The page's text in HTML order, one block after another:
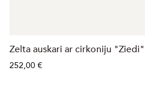
Zelta auskari ar cirkoniju "Ziedi"
252,00 €